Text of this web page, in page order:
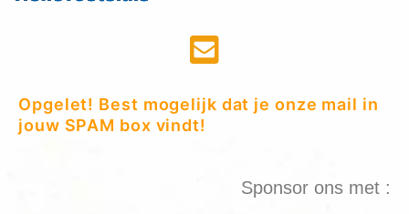
Opgelet! Best mogelijk dat je onze mail in
jouw SPAM box vindt!
Sponsor ons met :